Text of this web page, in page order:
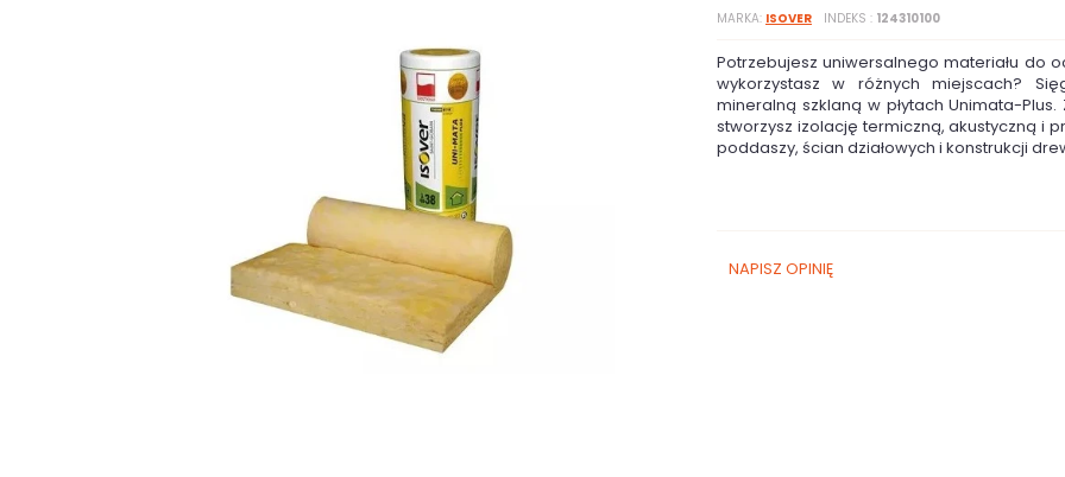
MARKA ISOVER INDEKS 124310100
Potrzebujesz uniwersalnego materiału do
wykorzystasz w różnych miejscach?
mineralną szklaną w płytach Unimata-
stworzysz izolację termiczną, akustyczną i
poddaszy, ścian działowych i konstrukcji
NAPISZ OPINIĘ